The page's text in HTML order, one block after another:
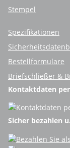
Stempel
Spezifikationen
Bestellformulare
Briefschließer &
Kontaktdaten per
Sicher bezahlen